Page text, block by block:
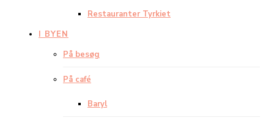
Restauranter Tyrkiet
I BYEN
På besøg
På café
Baryl